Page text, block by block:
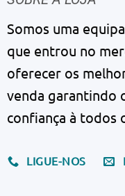
Somos uma
que entrou no
oferecer os
venda garantindo
confiança à todos
LIGUE-NOS